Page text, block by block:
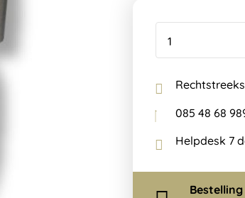
085 48 68
Helpdesk 7
Bestelling